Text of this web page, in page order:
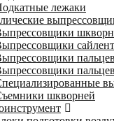
лежаки
шкворней